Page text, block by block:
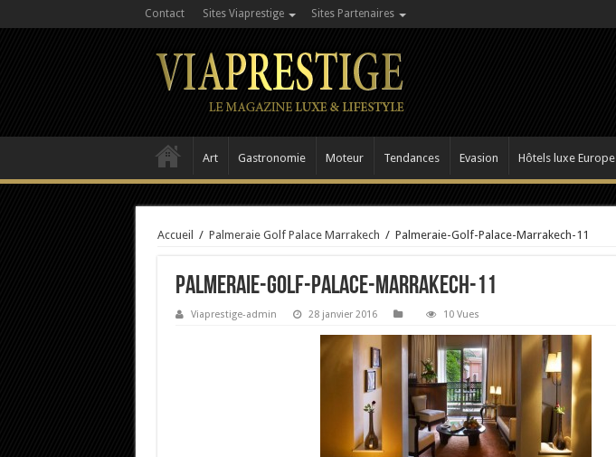
Contact Sites Viaprestige Sites Partenaires
Art Gastronomie Moteur Tendances Evasion Hôtels luxe Europe
Accueil / Palmeraie Golf Palace Marrakech / Palmeraie-Golf-Palace-Marrakech-11
Palmeraie-Golf-Palace-Marrakech-11
Viaprestige-admin 28 janvier 2016 10 Vues